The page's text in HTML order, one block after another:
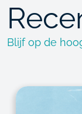
Blijf op de